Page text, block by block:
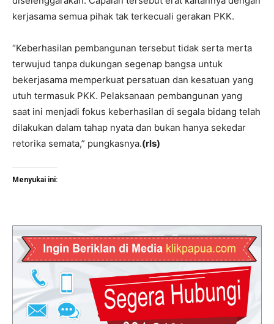
kerjasama semua pihak tak terkecuali gerakan PKK.
“Keberhasilan pembangunan tersebut tidak serta merta
terwujud tanpa dukungan segenap bangsa untuk
bekerjasama memperkuat persatuan dan kesatuan yang
utuh termasuk PKK. Pelaksanaan pembangunan yang
saat ini menjadi fokus keberhasilan di segala bidang telah
dilakukan dalam tahap nyata dan bukan hanya sekedar
retorika semata,” pungkasnya.(rls)
Menyukai ini: